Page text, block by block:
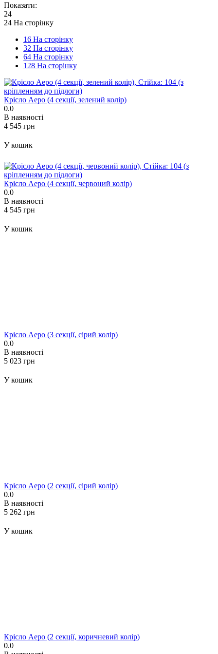
Показати:
24
24 На сторінку
16 На сторінку
32 На сторінку
64 На сторінку
128 На сторінку
Крісло Аеро (4 секції, зелений колір)
0.0
В наявності
‍4 545‍ грн
У кошик
Крісло Аеро (4 секції, червоний колір)
0.0
В наявності
‍4 545‍ грн
У кошик
Крісло Аеро (3 секції, сірий колір)
0.0
В наявності
‍5 023‍ грн
У кошик
Крісло Аеро (2 секції, сірий колір)
0.0
В наявності
‍5 262‍ грн
У кошик
Крісло Аеро (2 секції, коричневий колір)
0.0